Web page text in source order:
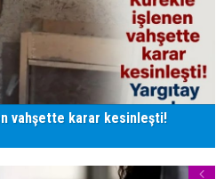
vahşette karar kesinleşti!